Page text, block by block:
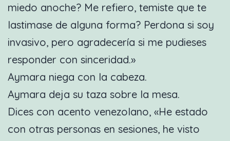
miedo anoche? Me refiero, temiste que te
lastimase de alguna forma? Perdona si soy
invasivo, pero agradecería si me pudieses
responder con sinceridad.»
Aymara niega con la cabeza.
Aymara deja su taza sobre la mesa.
Dices con acento venezolano, «He estado
con otras personas en sesiones, he visto